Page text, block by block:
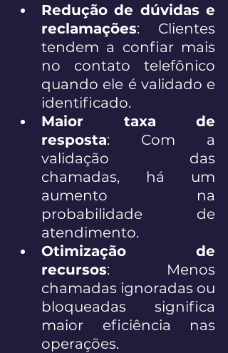
Redução de dúvidas e
reclamações: Clientes
tendem a confiar mais
no contato telefônico
quando ele é validado e
identificado.
Maior taxa de
resposta: Com a
validação das
chamadas, há um
aumento na
probabilidade de
atendimento.
Otimização de
recursos: Menos
chamadas ignoradas ou
bloqueadas significa
maior eficiência nas
operações.